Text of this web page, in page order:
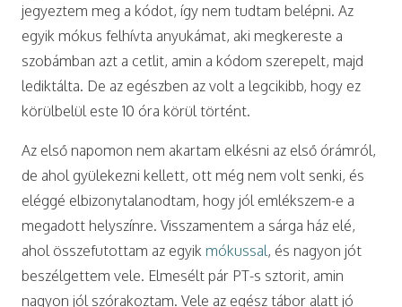
jegyeztem meg a kódot, így nem tudtam belépni. Az
egyik mókus felhívta anyukámat, aki megkereste a
szobámban azt a cetlit, amin a kódom szerepelt, majd
lediktálta. De az egészben az volt a legcikibb, hogy ez
körülbelül este 10 óra körül történt.
Az első napomon nem akartam elkésni az első órámról,
de ahol gyülekezni kellett, ott még nem volt senki, és
eléggé elbizonytalanodtam, hogy jól emlékszem-e a
megadott helyszínre. Visszamentem a sárga ház elé,
ahol összefutottam az egyik mókussal , és nagyon jót
beszélgettem vele. Elmesélt pár PT-s sztorit, amin
nagyon jól szórakoztam. Vele az egész tábor alatt jó